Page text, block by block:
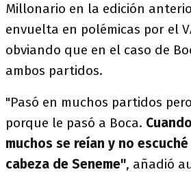
Millonario en la edición
envuelta en polémicas por el
obviando que en el caso de
ambos partidos.
"Pasó en muchos partidos
porque le pasó a Boca.
muchos se reían y no
cabeza de Seneme", añadió